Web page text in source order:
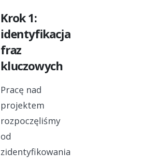
Krok 1:
identyfikacja
fraz
kluczowych
Pracę nad
projektem
rozpoczęliśmy
od
zidentyfikowania